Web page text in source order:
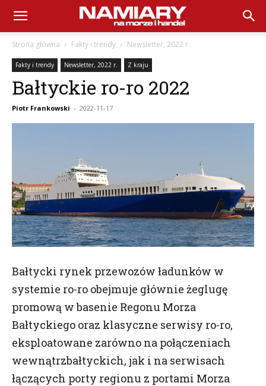
Namiary
Handel
Strona główna Fakty i trendy Newsletter, 2022 r.
Fakty i trendy Newsletter, 2022 r. Z kraju
Bałtyckie ro-ro 2022
Piotr Frankowski - 2022-11-17
Bałtycki rynek przewozów ładunków w
systemie ro-ro obejmuje głównie żeglugę
promową w basenie Regonu Morza
Bałtyckiego oraz klasyczne serwisy ro-ro,
eksploatowane zarówno na połączeniach
wewnątrzbałtyckich, jak i na serwisach
łączących porty regionu z portami Morza